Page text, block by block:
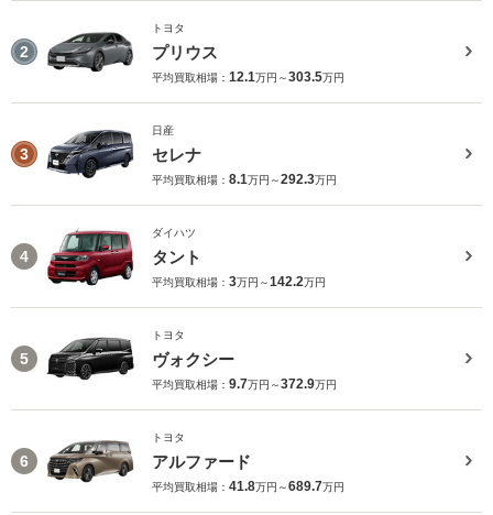
2
トヨタ
プリウス
平均買取相場： 12.1万円～303.5万円
3
日産
セレナ
平均買取相場： 8.1万円～292.3万円
4
ダイハツ
タント
平均買取相場： 3万円～142.2万円
5
トヨタ
ヴォクシー
平均買取相場： 9.7万円～372.9万円
6
トヨタ
アルファード
平均買取相場： 41.8万円～689.7万円